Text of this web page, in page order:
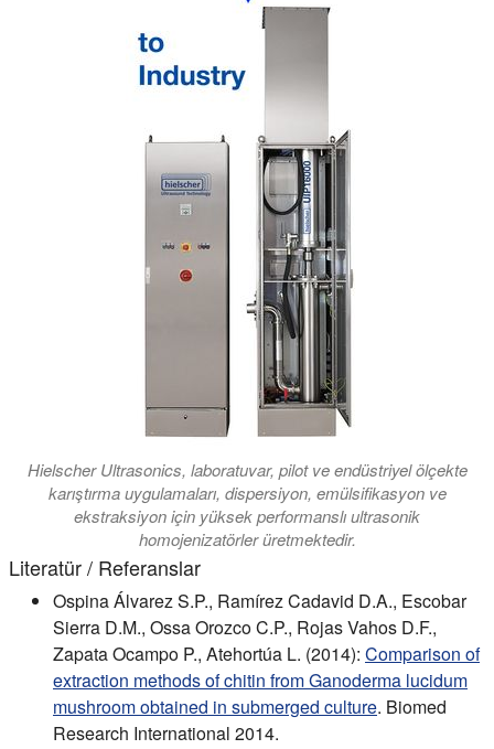
Hielscher Ultrasonics, laboratuvar, pilot ve endüstriyel ölçekte
karıştırma uygulamaları, dispersiyon, emülsifikasyon ve
ekstraksiyon için yüksek performanslı ultrasonik
homojenizatörler üretmektedir.
Literatür / Referanslar
Ospina Álvarez S.P., Ramírez Cadavid D.A., Escobar
Sierra D.M., Ossa Orozco C.P., Rojas Vahos D.F.,
Zapata Ocampo P., Atehortúa L. (2014): Comparison of
extraction methods of chitin from Ganoderma lucidum
mushroom obtained in submerged culture. Biomed
Research International 2014.